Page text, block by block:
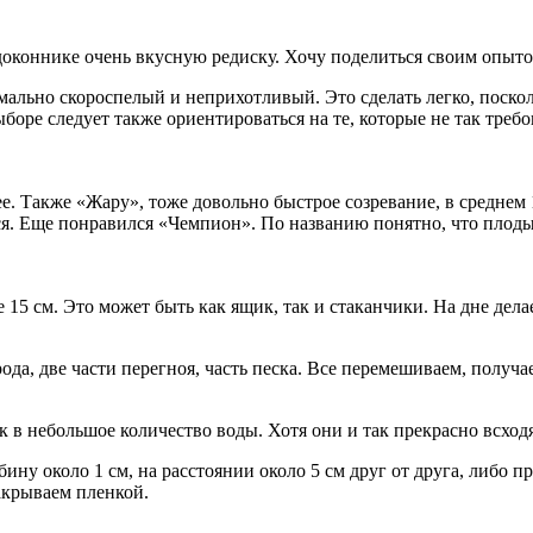
очень вкусную редиску. Хочу поделиться своим
скороспелый и неприхотливый. Это сделать легко,
следует также ориентироваться на те, которые не так
«Жару», тоже довольно быстрое созревание, в
Еще понравился «Чемпион». По названию понятно, что
см. Это может быть как ящик, так и стаканчики. На дне
две части перегноя, часть песка. Все перемешиваем,
небольшое количество воды. Хотя они и так прекрасно
около 1 см, на расстоянии около 5 см друг от друга, либо
пленкой.